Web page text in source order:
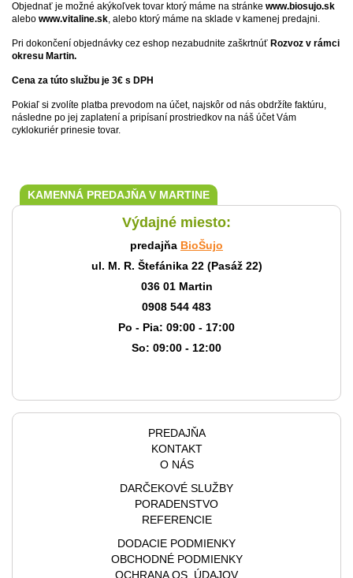
Objednať je možné akýkoľvek tovar ktorý máme na stránke www.biosujo.sk
alebo www.vitaline.sk, alebo ktorý máme na sklade v kamenej predajni.
Pri dokončení objednávky cez eshop nezabudnite zaškrtnúť Rozvoz v rámci
okresu Martin.
Cena za túto službu je 3€ s DPH
Pokiaľ si zvolíte platba prevodom na účet, najskôr od nás obdržíte faktúru,
následne po jej zaplatení a pripísaní prostriedkov na náš účet Vám
cyklokuriér prinesie tovar.
KAMENNÁ PREDAJŇA V MARTINE
Výdajné miesto:
predajňa BioŠujo
ul. M. R. Štefánika 22 (Pasáž 22)
036 01 Martin
0908 544 483
Po - Pia: 09:00 - 17:00
So: 09:00 - 12:00
PREDAJŇA
KONTAKT
O NÁS
DARČEKOVÉ SLUŽBY
PORADENSTVO
REFERENCIE
DODACIE PODMIENKY
OBCHODNÉ PODMIENKY
OCHRANA OS. ÚDAJOV